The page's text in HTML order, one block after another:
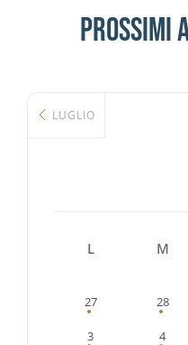
PROSSIMI
LUGLIO
L M
27 28
3 4